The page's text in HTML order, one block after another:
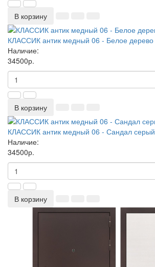
В корзину
КЛАССИК антик медный 06 - Белое дерево
Наличие:
34500р.
В корзину
КЛАССИК антик медный 06 - Сандал серый
Наличие:
34500р.
В корзину